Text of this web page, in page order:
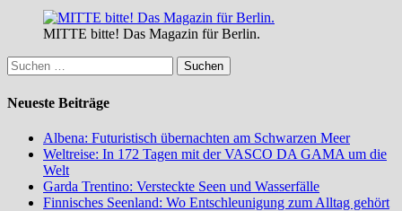
MITTE bitte! Das Magazin für Berlin.
Suchen
nach:
Neueste Beiträge
Albena: Futuristisch übernachten am Schwarzen Meer
Weltreise: In 172 Tagen mit der VASCO DA GAMA um die
Welt
Garda Trentino: Versteckte Seen und Wasserfälle
Finnisches Seenland: Wo Entschleunigung zum Alltag gehört